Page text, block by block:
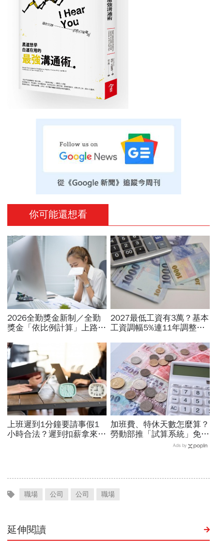
你可能還想看
2026全勤獎金新制／全勤
獎金「依比例計算」上路！
麼扣薪？計算公式一次看
2027最低工資有3萬？基本
工資調幅5%連11年調整？
工、接案工作者該照顧
上班遲到1分鐘要請事假1
小時合法？遲到扣薪拿來聚
加班費、特休天數怎麼算？
勞動部推「試算系統」免代
公式一鍵就能算，連勞退、
Ads by
職場 公司 公司 職場
延伸閱讀